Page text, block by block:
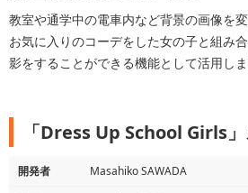
教室や通学中の電車内など背景の画像を
お気に入りのコーデをした女の子と組み
影をすることができる機能として活用しま
「Dress Up School Girls
開発者
Masahiko SAWADA